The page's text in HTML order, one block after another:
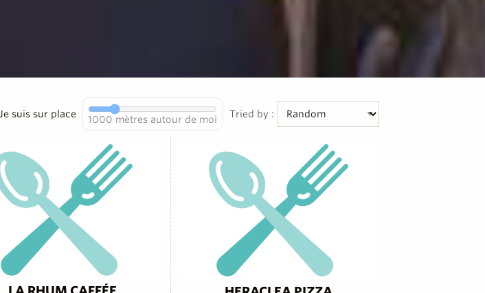
Je suis sur place 1000 mètres autour de moi Tried by :